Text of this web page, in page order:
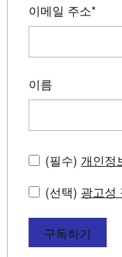
이메일 주소*
이름
(필수) 개인정
(선택) 광고성
구독하기